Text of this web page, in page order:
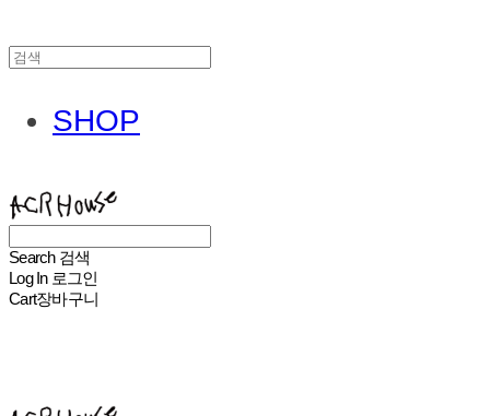
SHOP
Search 검색
Log In 로그인
Cart장바구니